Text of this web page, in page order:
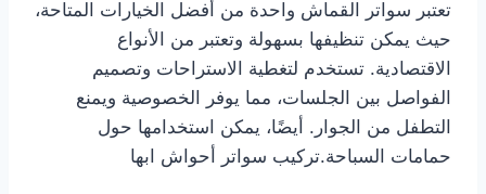
تعتبر سواتر القماش واحدة من أفضل الخيارات المتاحة،
حيث يمكن تنظيفها بسهولة وتعتبر من الأنواع
الاقتصادية. تستخدم لتغطية الاستراحات وتصميم
الفواصل بين الجلسات، مما يوفر الخصوصية ويمنع
التطفل من الجوار. أيضًا، يمكن استخدامها حول
حمامات السباحة.تركيب سواتر أحواش ابها